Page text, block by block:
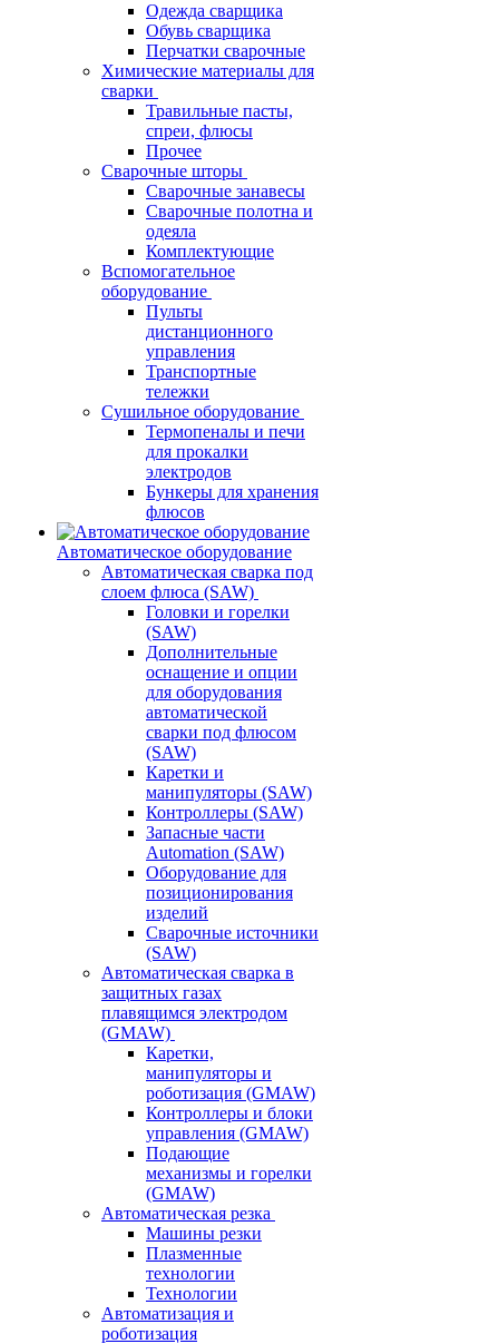
Одежда сварщика
Обувь сварщика
Перчатки сварочные
Химические материалы для
сварки
Травильные пасты,
спреи, флюсы
Прочее
Сварочные шторы
Сварочные занавесы
Сварочные полотна и
одеяла
Комплектующие
Вспомогательное
оборудование
Пульты
дистанционного
управления
Транспортные
тележки
Сушильное оборудование
Термопеналы и печи
для прокалки
электродов
Бункеры для хранения
флюсов
Автоматическое оборудование
Автоматическая сварка под
слоем флюса (SAW)
Головки и горелки
(SAW)
Дополнительные
оснащение и опции
для оборудования
автоматической
сварки под флюсом
(SAW)
Каретки и
манипуляторы (SAW)
Контроллеры (SAW)
Запасные части
Automation (SAW)
Оборудование для
позиционирования
изделий
Сварочные источники
(SAW)
Автоматическая сварка в
защитных газах
плавящимся электродом
(GMAW)
Каретки,
манипуляторы и
роботизация (GMAW)
Контроллеры и блоки
управления (GMAW)
Подающие
механизмы и горелки
(GMAW)
Автоматическая резка
Машины резки
Плазменные
технологии
Технологии
Автоматизация и
роботизация